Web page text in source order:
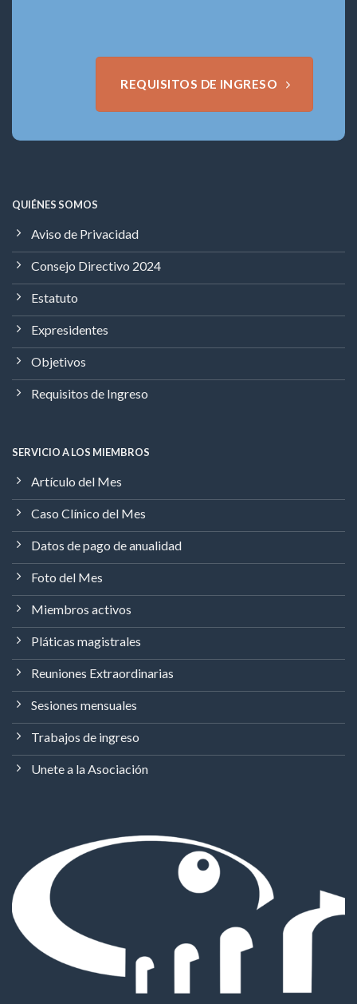
REQUISITOS DE INGRESO
QUIÉNES SOMOS
Aviso de Privacidad
Consejo Directivo 2024
Estatuto
Expresidentes
Objetivos
Requisitos de Ingreso
SERVICIO A LOS MIEMBROS
Artículo del Mes
Caso Clínico del Mes
Datos de pago de anualidad
Foto del Mes
Miembros activos
Pláticas magistrales
Reuniones Extraordinarias
Sesiones mensuales
Trabajos de ingreso
Unete a la Asociación